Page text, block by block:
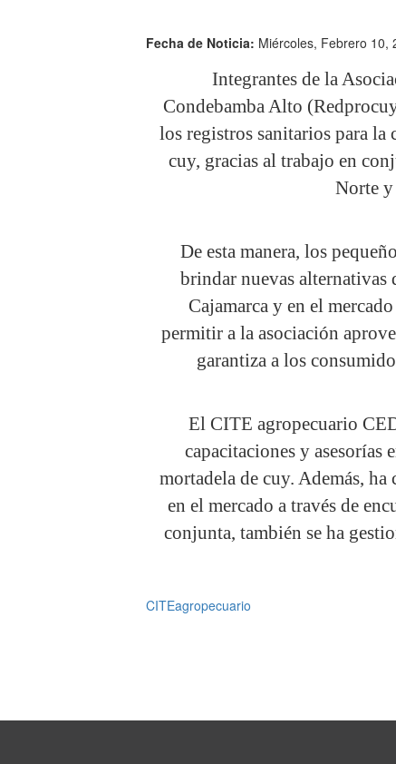
Fecha de Noticia: Miércoles, Febrero 10,
Integrantes de la
Condebamba Alto
los registros sanitarios para la
cuy, gracias al trabajo en
Norte y
De esta manera, los
brindar nuevas alternativas
Cajamarca y en el
permitir a la asociación
garantiza a los
El CITE agropecuario
capacitaciones y asesorías
mortadela de cuy. Además,
en el mercado a través de
conjunta, también se ha
CITEagropecuario